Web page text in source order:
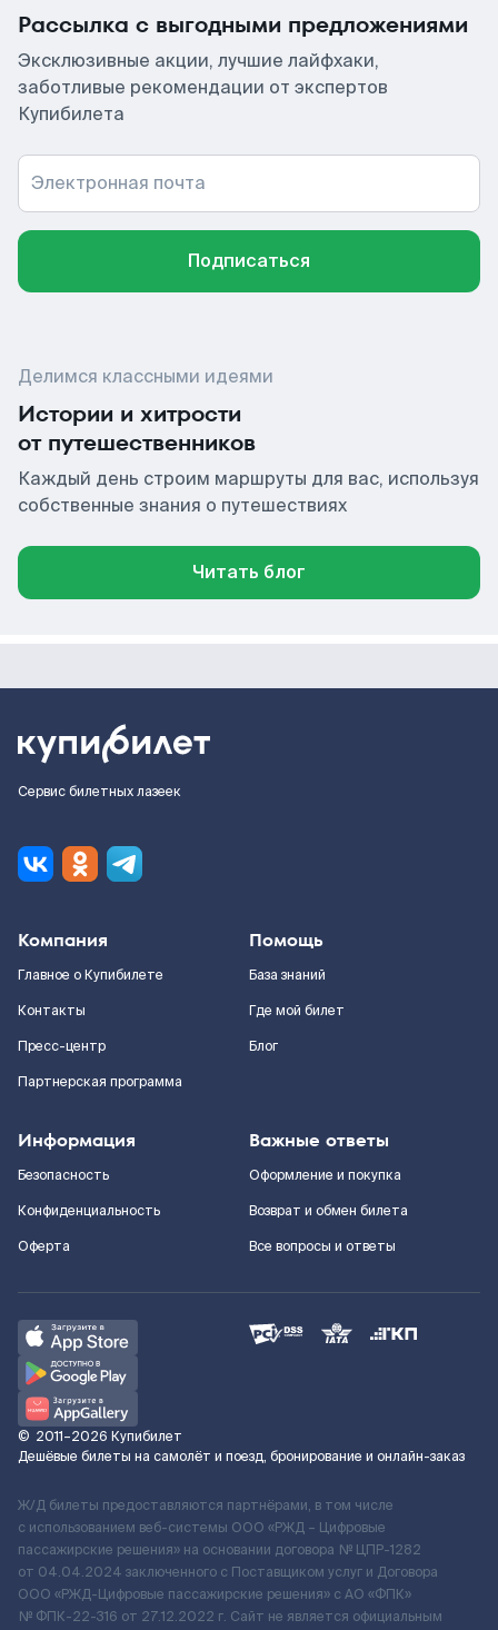
Рассылка с выгодными предложениями
Эксклюзивные акции, лучшие лайфхаки,
заботливые рекомендации от экспертов
Купибилета
Электронная почта
Подписаться
Делимся классными идеями
Истории и хитрости
от путешественников
Каждый день строим маршруты для вас, используя
собственные знания о путешествиях
Читать блог
Сервис билетных лазеек
Компания
Главное о Купибилете
Контакты
Пресс-центр
Партнерская программа
Помощь
База знаний
Где мой билет
Блог
Информация
Безопасность
Конфиденциальность
Оферта
Важные ответы
Оформление и покупка
Возврат и обмен билета
Все вопросы и ответы
© 2011–2026 Купибилет
Дешёвые билеты на самолёт и поезд, бронирование и онлайн-заказ
Ж/Д билеты предоставляются партнёрами, в том числе
с использованием веб-системы ООО «РЖД – Цифровые
пассажирские решения» на основании договора № ЦПР-1282
от 04.04.2024 заключенного с Поставщиком услуг и Договора
ООО «РЖД-Цифровые пассажирские решения» c АО «ФПК»
№ ФПК-22-316 от 27.12.2022 г. Сайт не является официальным